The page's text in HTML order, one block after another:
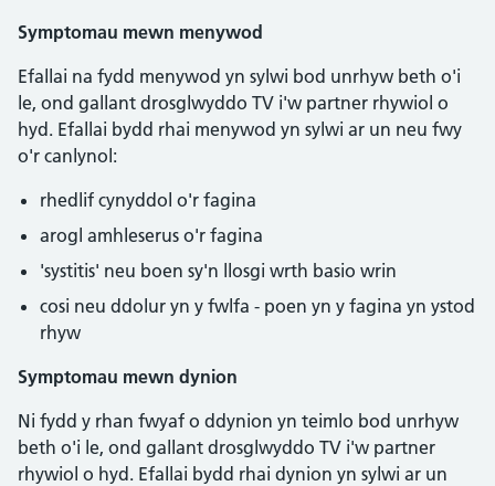
Symptomau mewn menywod
Efallai na fydd menywod yn sylwi bod unrhyw beth o'i
le, ond gallant drosglwyddo TV i'w partner rhywiol o
hyd. Efallai bydd rhai menywod yn sylwi ar un neu fwy
o'r canlynol:
rhedlif cynyddol o'r fagina
arogl amhleserus o'r fagina
'systitis' neu boen sy'n llosgi wrth basio wrin
cosi neu ddolur yn y fwlfa - poen yn y fagina yn ystod
rhyw
Symptomau mewn dynion
Ni fydd y rhan fwyaf o ddynion yn teimlo bod unrhyw
beth o'i le, ond gallant drosglwyddo TV i'w partner
rhywiol o hyd. Efallai bydd rhai dynion yn sylwi ar un